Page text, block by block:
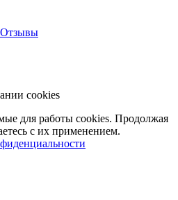
Отзывы
cookies
для работы cookies. Продолжая
с их применением.